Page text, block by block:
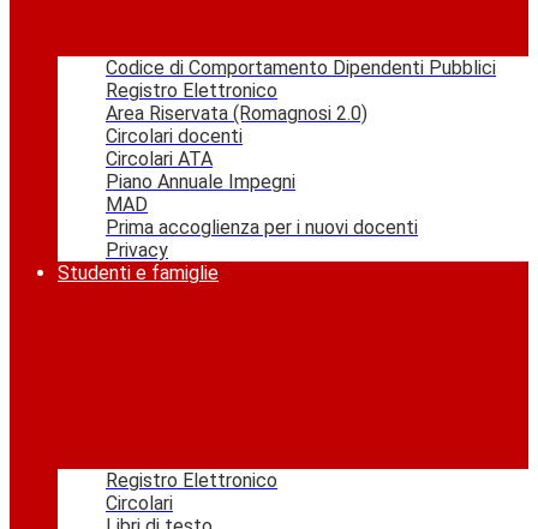
Codice di Comportamento Dipendenti Pubblici
Registro Elettronico
Area Riservata (Romagnosi 2.0)
Circolari docenti
Circolari ATA
Piano Annuale Impegni
MAD
Prima accoglienza per i nuovi docenti
Privacy
Studenti e famiglie
Registro Elettronico
Circolari